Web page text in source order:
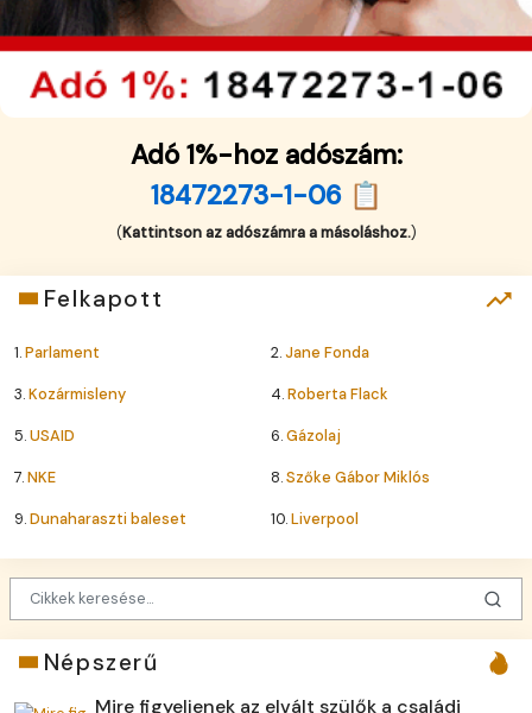
Adó 1%-hoz adószám:
18472273-1-06 📋
(Kattintson az adószámra a másoláshoz.)
Felkapott
1.Parlament 2.Jane Fonda
3.Kozármisleny 4.Roberta Flack
5.USAID 6.Gázolaj
7.NKE 8.Szőke Gábor Miklós
9.Dunaharaszti baleset 10.Liverpool
Népszerű
Mire figyeljenek az elvált szülők a családi